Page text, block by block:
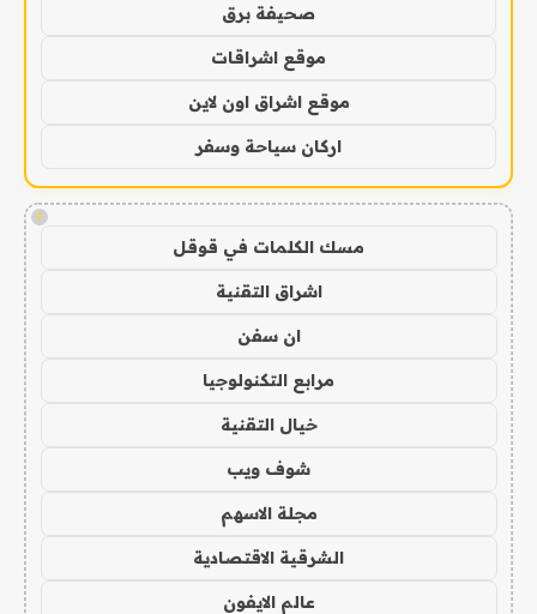
صحيفة برق
موقع اشراقات
موقع اشراق اون لاين
اركان سياحة وسفر
!
مسك الكلمات في قوقل
اشراق التقنية
ان سفن
مرابع التكنولوجيا
خيال التقنية
شوف ويب
مجلة الاسهم
الشرقية الاقتصادية
عالم الايفون